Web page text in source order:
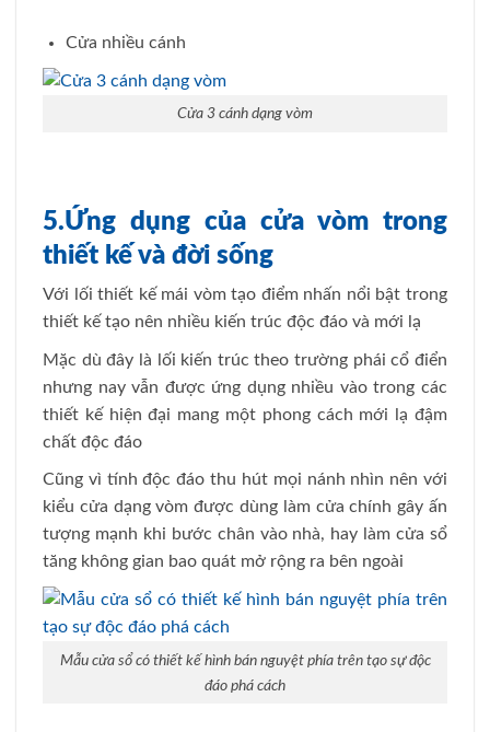
Cửa nhiều cánh
Cửa 3 cánh dạng vòm
5.Ứng dụng của cửa vòm trong
thiết kế và đời sống
Với lối thiết kế mái vòm tạo điểm nhấn nổi bật trong
thiết kế tạo nên nhiều kiến trúc độc đáo và mới lạ
Mặc dù đây là lối kiến trúc theo trường phái cổ điển
nhưng nay vẫn được ứng dụng nhiều vào trong các
thiết kế hiện đại mang một phong cách mới lạ đậm
chất độc đáo
Cũng vì tính độc đáo thu hút mọi nánh nhìn nên với
kiểu cửa dạng vòm được dùng làm cửa chính gây ấn
tượng mạnh khi bước chân vào nhà, hay làm cửa sổ
tăng không gian bao quát mở rộng ra bên ngoài
Mẫu cửa sổ có thiết kế hình bán nguyệt phía trên tạo sự độc
đáo phá cách